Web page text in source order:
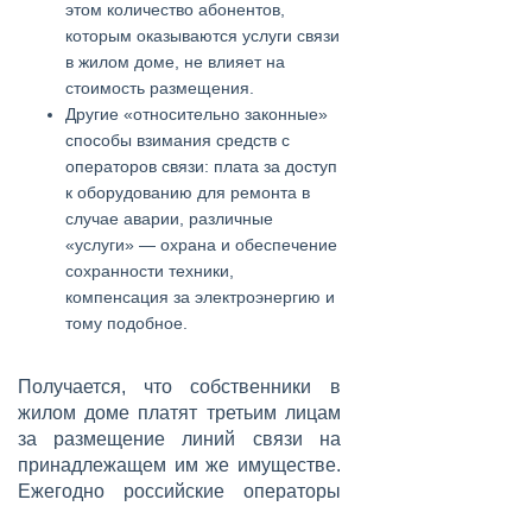
этом количество абонентов,
которым оказываются услуги связи
в жилом доме, не влияет на
стоимость размещения.
Другие «относительно законные»
способы взимания средств с
операторов связи: плата за доступ
к оборудованию для ремонта в
случае аварии, различные
«услуги» — охрана и обеспечение
сохранности техники,
компенсация за электроэнергию и
тому подобное.
Получается, что собственники в
жилом доме платят третьим лицам
за размещение линий связи на
принадлежащем им же имуществе.
Ежегодно российские операторы